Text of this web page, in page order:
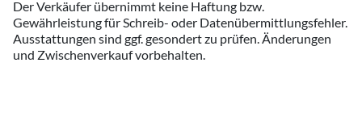
Der Verkäufer übernimmt keine Haftung bzw.
Gewährleistung für Schreib- oder Datenübermittlungsfehler.
Ausstattungen sind ggf. gesondert zu prüfen. Änderungen
und Zwischenverkauf vorbehalten.